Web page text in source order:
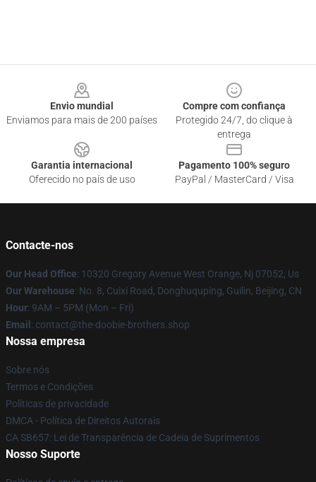
Envio mundial
Enviamos para mais de 200 países
Compre com confiança
Protegido 24/7, do clique à
entrega
Garantia internacional
Oferecido no país de uso
Pagamento 100% seguro
PayPal / MasterCard / Visa
Contacte-nos
Our Head Office: 10320 Gregory Avenue West Orange, Nj 07052, Us
Our Warehouse: No. 8, Cuixi Road, Donghuquping, Guilin, Beijing, CN
Hour: 9AM – 5PM (Mon – Fri)
Email : contact@the-doobie-brothers.shop
Nossa empresa
Sobre nós
Termos e Condições
Políticas de privacidade
DMCA - Política de Direitos Autorais
CA SB657: Lei de Transparência de Cadeia de Suprimentos
Nosso Suporte